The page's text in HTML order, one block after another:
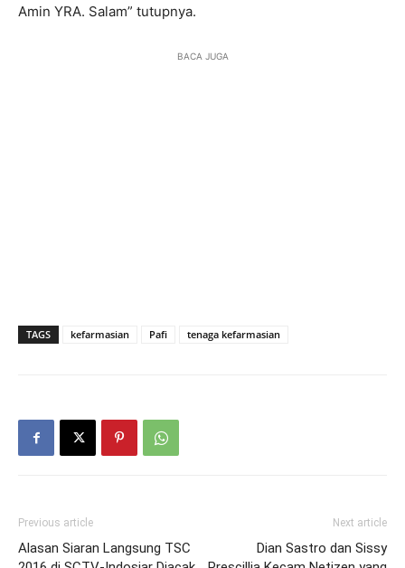
Amin YRA. Salam” tutupnya.
BACA JUGA
TAGS kefarmasian Pafi tenaga kefarmasian
Previous article
Alasan Siaran Langsung TSC
Next article
Dian Sastro dan Sissy